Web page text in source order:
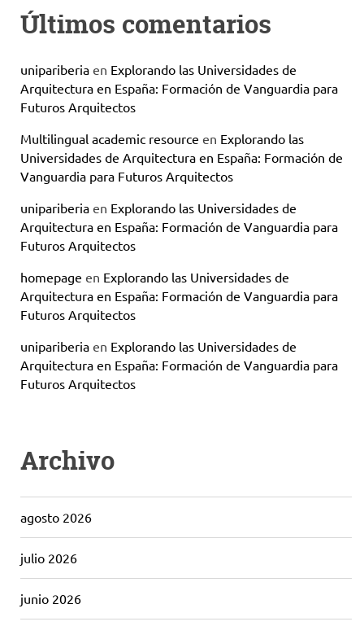
Últimos comentarios
unipariberia en Explorando las Universidades de
Arquitectura en España: Formación de Vanguardia para
Futuros Arquitectos
Multilingual academic resource en Explorando las
Universidades de Arquitectura en España: Formación de
Vanguardia para Futuros Arquitectos
unipariberia en Explorando las Universidades de
Arquitectura en España: Formación de Vanguardia para
Futuros Arquitectos
homepage en Explorando las Universidades de
Arquitectura en España: Formación de Vanguardia para
Futuros Arquitectos
unipariberia en Explorando las Universidades de
Arquitectura en España: Formación de Vanguardia para
Futuros Arquitectos
Archivo
agosto 2026
julio 2026
junio 2026